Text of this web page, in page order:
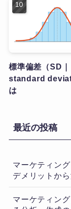
標準偏差（SD｜
standard
は
最近の投稿
マーケティン
デメリットか
マーケティン